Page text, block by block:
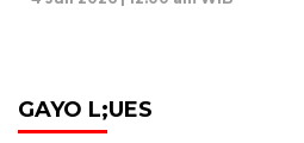
GAYO L;UES